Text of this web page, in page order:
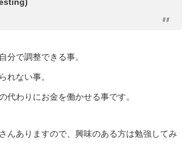
分で調整できる事。
れない事。
代わりにお金を働かせる事です。
んありますので、興味のある方は勉強してみ